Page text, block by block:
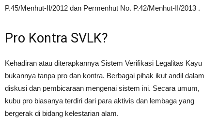
P.45/Menhut-II/2012 dan Permenhut No. P.42/Menhut-II/2013 .
Pro Kontra SVLK?
Kehadiran atau diterapkannya Sistem Verifikasi Legalitas Kayu
bukannya tanpa pro dan kontra. Berbagai pihak ikut andil dalam
diskusi dan pembicaraan mengenai sistem ini. Secara umum,
kubu pro biasanya terdiri dari para aktivis dan lembaga yang
bergerak di bidang kelestarian alam.